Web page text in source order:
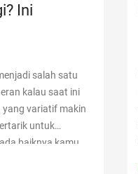
Ini
salah satu
kalau saat ini
yang variatif makin
untuk
baiknya kamu